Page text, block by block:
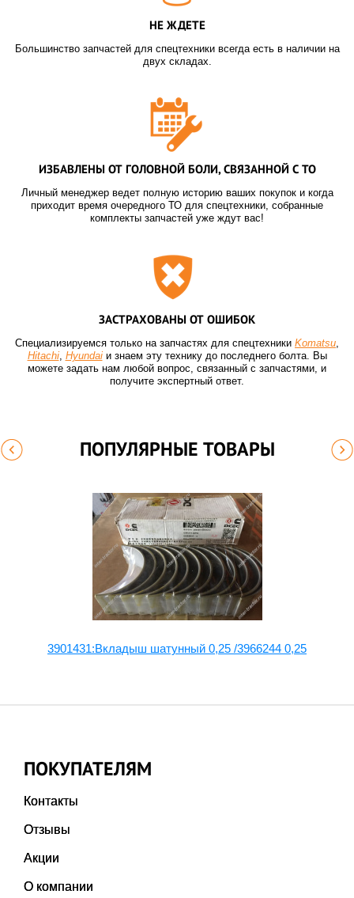
НЕ ЖДЕТЕ
Большинство запчастей для спецтехники всегда есть в наличии на
двух складах.
ИЗБАВЛЕНЫ ОТ ГОЛОВНОЙ БОЛИ, СВЯЗАННОЙ С ТО
Личный менеджер ведет полную историю ваших покупок и когда
приходит время очередного ТО для спецтехники, собранные
комплекты запчастей уже ждут вас!
ЗАСТРАХОВАНЫ ОТ ОШИБОК
Специализируемся только на запчастях для спецтехники Komatsu,
Hitachi, Hyundaiи знаем эту технику до последнего болта. Вы
можете задать нам любой вопрос, связанный с запчастями, и
получите экспертный ответ.
ПОПУЛЯРНЫЕ ТОВАРЫ
3901431:Вкладыш шатунный 0,25 /3966244 0,25
ПОКУПАТЕЛЯМ
Контакты
Отзывы
Акции
О компании